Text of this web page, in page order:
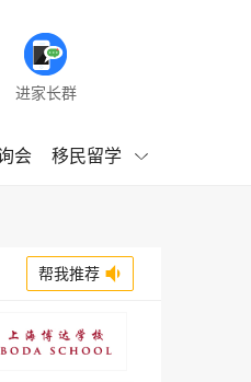
进家长群
会 移民留学 
帮我推荐 